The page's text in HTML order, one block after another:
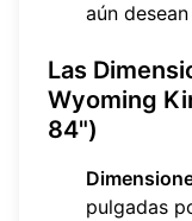
aún
Las
Wyoming
84")
pulgadas